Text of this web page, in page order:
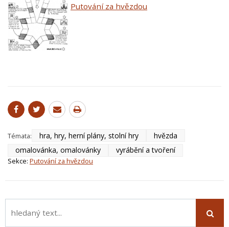
Putování za hvězdou
Témata: hra, hry, herní plány, stolní hry
hvězda
omalovánka, omalovánky
vyrábění a tvoření
Sekce: Putování za hvězdou